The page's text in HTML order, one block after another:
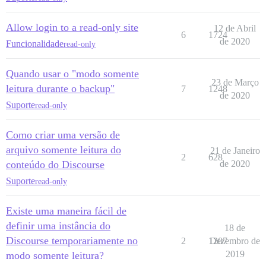
Allow login to a read-only site
Funcionalidaderead-only
6 1724
12 de Abril
de 2020
Quando usar o "modo somente
leitura durante o backup"
Suporteread-only
7 1248
23 de Março
de 2020
Como criar uma versão de
arquivo somente leitura do
conteúdo do Discourse
Suporteread-only
2 628
21 de Janeiro
de 2020
Existe uma maneira fácil de
definir uma instância do
Discourse temporariamente no
modo somente leitura?
2 1207
18 de
Dezembro de
2019